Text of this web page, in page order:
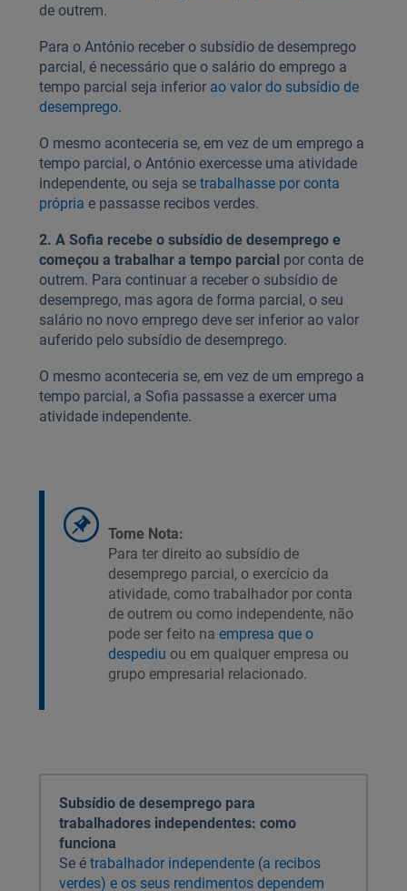
de outrem.
Para o António receber o subsídio de desemprego
parcial, é necessário que o salário do emprego a
tempo parcial seja inferior ao valor do subsídio de
desemprego.
O mesmo aconteceria se, em vez de um emprego a
tempo parcial, o António exercesse uma atividade
independente, ou seja se trabalhasse por conta
própria e passasse recibos verdes.
2. A Sofia recebe o subsídio de desemprego e
começou a trabalhar a tempo parcialpor conta de
outrem. Para continuar a receber o subsídio de
desemprego, mas agora de forma parcial, o seu
salário no novo emprego deve ser inferior ao valor
auferido pelo subsídio de desemprego.
O mesmo aconteceria se, em vez de um emprego a
tempo parcial, a Sofia passasse a exercer uma
atividade independente.
Tome Nota:
Para ter direito ao subsídio de
desemprego parcial, o exercício da
atividade, como trabalhador por conta
de outrem ou como independente, não
pode ser feito na empresa que o
despediu ou em qualquer empresa ou
grupo empresarial relacionado.
Subsídio de desemprego para
trabalhadores independentes: como
funciona
Se é trabalhador independente (a recibos
verdes) e os seus rendimentos dependem